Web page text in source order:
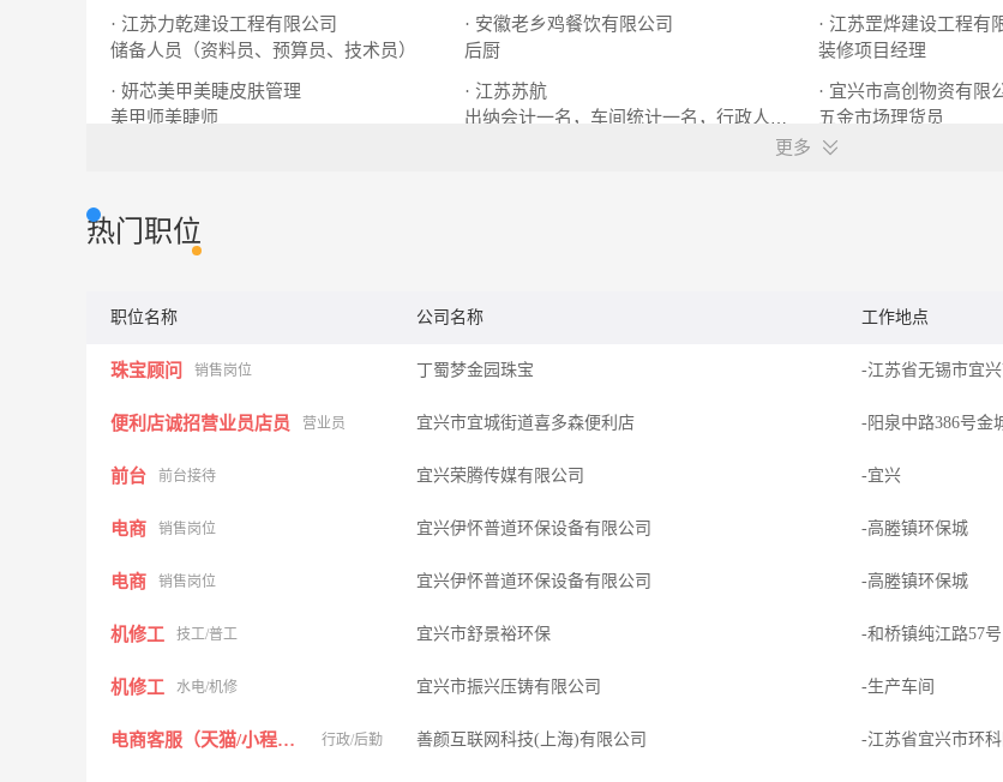
· 江苏力乾建设工程有限公司
储备人员（资料员、预算员、技术员）
· 安徽老乡鸡餐饮有限公司
后厨
· 江苏罡烨建设工程有
装修项目经理
· 妍芯美甲美睫皮肤管理
美甲师美睫师
· 江苏苏航
出纳会计一名，车间统计一名，行政人事一名
· 宜兴市高创物资有限
五金市场理货员
更多
热门职位
职位名称 公司名称 工作地点
珠宝顾问 销售岗位 丁蜀梦金园珠宝 -江苏省无锡市宜
便利店诚招营业员店员 营业员 宜兴市宜城街道喜多森便利店 -阳泉中路386号金
前台 前台接待 宜兴荣腾传媒有限公司 -宜兴
电商 销售岗位 宜兴伊怀普道环保设备有限公司 -高塍镇环保城
电商 销售岗位 宜兴伊怀普道环保设备有限公司 -高塍镇环保城
机修工 技工/普工 宜兴市舒景裕环保 -和桥镇纯江路57号
机修工 水电/机修 宜兴市振兴压铸有限公司 -生产车间
电商客服（天猫/小程序） 行政/后勤 善颜互联网科技(上海)有限公司 -江苏省宜兴市环